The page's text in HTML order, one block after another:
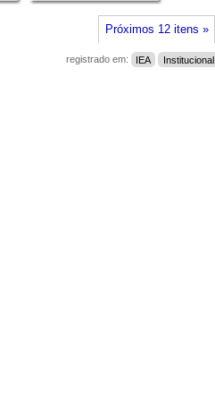
Próximos 12 itens »
registrado em: IEA Institucional